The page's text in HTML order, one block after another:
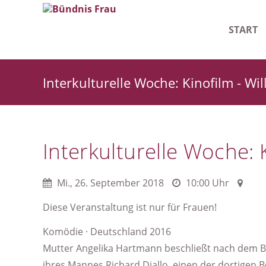
START
Interkulturelle Woche: Kinofilm -
Interkulturelle Woche:
Mi., 26. September 2018
10:00 Uhr
Diese Veranstaltung ist nur für Frauen!
Komödie · Deutschland 2016
Mutter Angelika Hartmann beschließt nach dem